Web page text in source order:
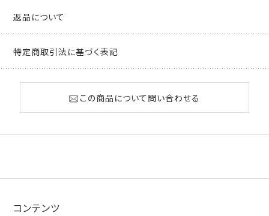
返品について
特定商取引法に基づく表記
この商品について問い合わせる
コンテンツ